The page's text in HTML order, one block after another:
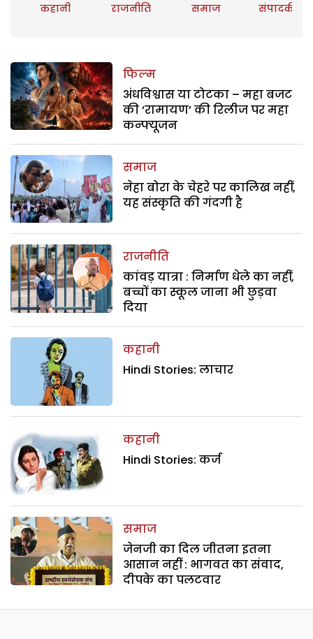
कहानी राजनीति समाज संपादकीय
फिल्म
अंधविश्वास या टोटका – महा बजट
की ‘रामायण’ की रिलीज पर महा
कन्फ्यूजन
समाज
नेहा बोरा के चेहरे पर कालिख नहीं,
यह संस्कृति की गंदगी है
राजनीति
कांवड़ यात्रा : निर्माण धेले का नहीं,
बच्चों का स्कूल जाना भी छुड़वा
दिया
कहानी
Hindi Stories: लाचार
कहानी
Hindi Stories: कर्ज
समाज
जेनजी का दिल जीतना इतना
आसान नहीं : भागवत का संवाद,
दीपके का पलटवार